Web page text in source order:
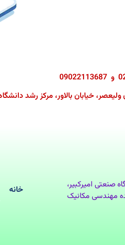
خیابان بالاور، مرکز رشد
صنعتی امیرکبیر،
مهندسی مکانیک
خانه